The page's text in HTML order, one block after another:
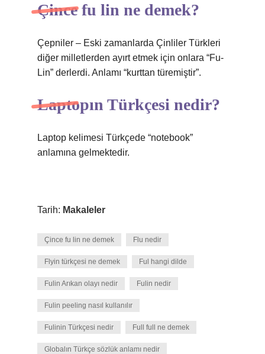
Çince fu lin ne demek?
Çepniler – Eski zamanlarda Çinliler Türkleri
diğer milletlerden ayırt etmek için onlara “Fu-
Lin” derlerdi. Anlamı “kurttan türemiştir”.
Laptopın Türkçesi nedir?
Laptop kelimesi Türkçede “notebook”
anlamına gelmektedir.
Tarih: Makaleler
Çince fu lin ne demek Flu nedir
Flyin türkçesi ne demek Ful hangi dilde
Fulin Arıkan olayı nedir Fulin nedir
Fulin peeling nasıl kullanılır
Fulinin Türkçesi nedir Full full ne demek
Globalın Türkçe sözlük anlamı nedir